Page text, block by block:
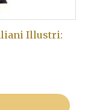
Illustri: